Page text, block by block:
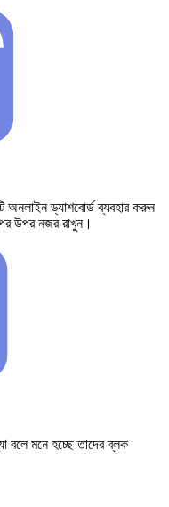
অনলাইন ড্যাশবোর্ড ব্যবহার করুন
উপর নজর রাখুন।
বলে মনে হচ্ছে তাদের ব্লক